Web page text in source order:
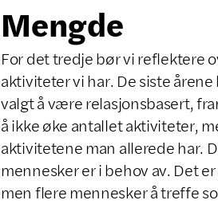
Mengde
For det tredje bør vi reflektere
aktiviteter vi har. De siste
valgt å være relasjonsbasert,
å ikke øke antallet aktiviteter,
aktivitetene man allerede har.
mennesker er i behov av. Det
men flere mennesker å treffe